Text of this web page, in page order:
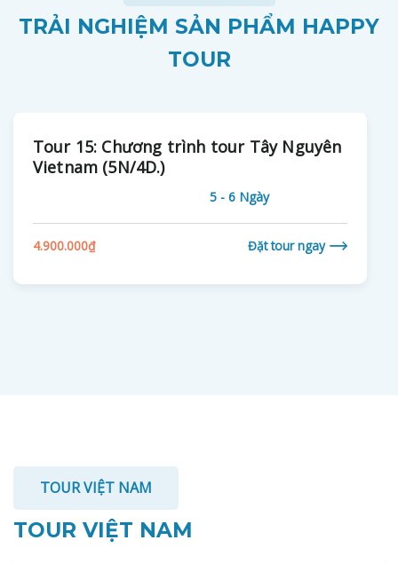
TRẢI NGHIỆM SẢN PHẨM HAPPY
TOUR
Tour 15: Chương trình tour Tây Nguyên
Vietnam (5N/4D.)
5 - 6 Ngày
4.900.000₫ Đặt tour ngay
TOUR VIỆT NAM
TOUR VIỆT NAM